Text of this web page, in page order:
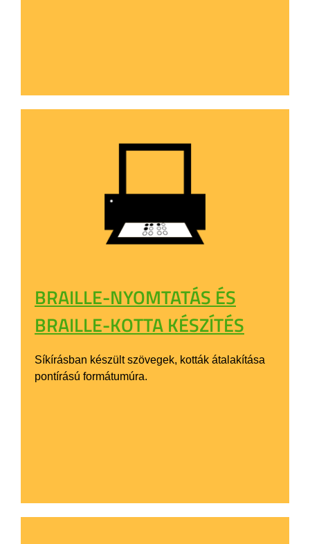
BRAILLE-NYOMTATÁS ÉS
BRAILLE-KOTTA KÉSZÍTÉS
Síkírásban készült szövegek, kották átalakítása
pontírású formátumúra.